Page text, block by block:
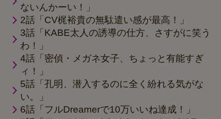
ないんかーい！」
2話「CV梶裕貴の無駄遣い感が最高！」
3話「KABE太人の誘導の仕方、さすがに笑う
わ！」
4話「密偵・メガネ女子、ちょっと有能すぎ
ィ！」
5話「孔明、潜入するのに全く紛れる気がな
い。」
6話「フルDreamerで10万いいね達成！」